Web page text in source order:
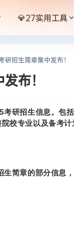
💎27实用工具
研招生简章集中发布！
布！
研招生信息。包
校专业以及备考计
简章的部分信息